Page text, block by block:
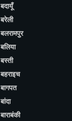
बदायूँ
बरेली
बलरामपुर
बलिया
बस्ती
बहराइच
बागपत
बांदा
बाराबंकी